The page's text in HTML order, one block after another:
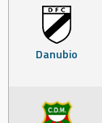
Danubio